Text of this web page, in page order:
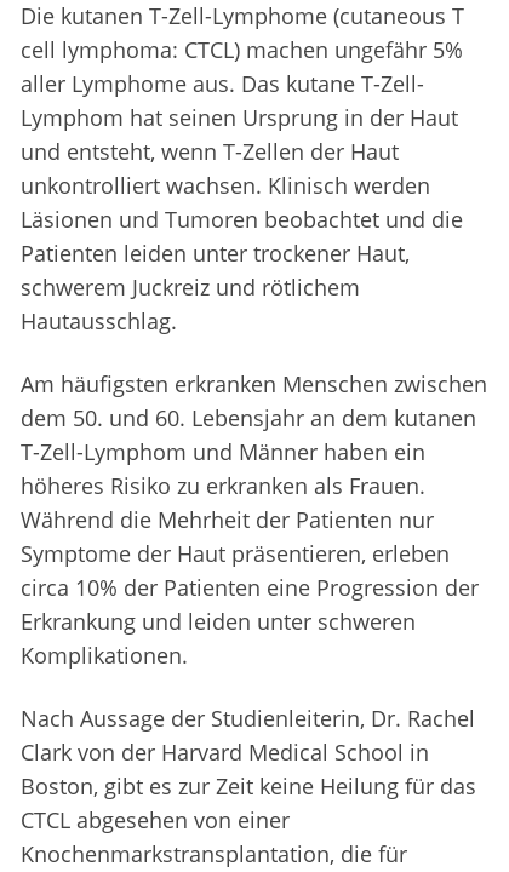
Die kutanen T-Zell-Lymphome (cutaneous T
cell lymphoma: CTCL) machen ungefähr 5%
aller Lymphome aus. Das kutane T-Zell-
Lymphom hat seinen Ursprung in der Haut
und entsteht, wenn T-Zellen der Haut
unkontrolliert wachsen. Klinisch werden
Läsionen und Tumoren beobachtet und die
Patienten leiden unter trockener Haut,
schwerem Juckreiz und rötlichem
Hautausschlag.
Am häufigsten erkranken Menschen zwischen
dem 50. und 60. Lebensjahr an dem kutanen
T-Zell-Lymphom und Männer haben ein
höheres Risiko zu erkranken als Frauen.
Während die Mehrheit der Patienten nur
Symptome der Haut präsentieren, erleben
circa 10% der Patienten eine Progression der
Erkrankung und leiden unter schweren
Komplikationen.
Nach Aussage der Studienleiterin, Dr. Rachel
Clark von der Harvard Medical School in
Boston, gibt es zur Zeit keine Heilung für das
CTCL abgesehen von einer
Knochenmarkstransplantation, die für